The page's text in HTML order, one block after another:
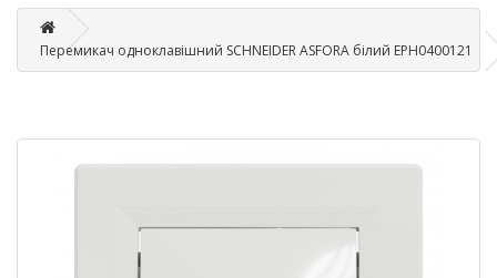
Перемикач одноклавішний SCHNEIDER ASFORA білий EPH0400121